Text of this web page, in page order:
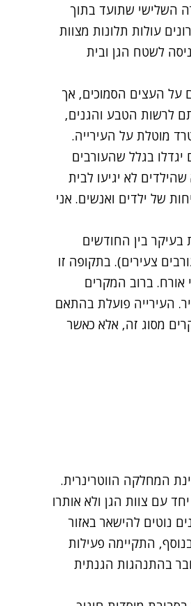
השלישי שתועד בתוך
עולות תלונות מצוות
לשטח הגן ובית
הקינים על העצים הסמוכים, אך
לרשות הטבע והגנים,
מוטלת על העירייה.
בגלל שהעורבים
לא יגיעו לבית
של ילדים ואנשים. אני
בין החודשים
צעירים). בתקופה זו
אורח. ברוב המקרים
העירייה פועלת בהתאם
מסוג זה, אלא כאשר
המחלקה הווטרינרית.
עם צוות הגן ולא אותרו
נוטים להישאר באזור
התקיימה פעילות
בהתנהגות הגנתית